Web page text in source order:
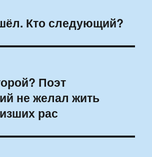
Кто следующий?
Поэт
не желал жить
рас